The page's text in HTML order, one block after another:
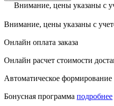
Внимание, цены указаны с
Внимание, цены указаны с
Онлайн оплата заказа
Онлайн расчет стоимости
Автоматическое
Бонусная программа подробнее